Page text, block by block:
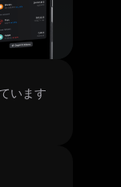
います